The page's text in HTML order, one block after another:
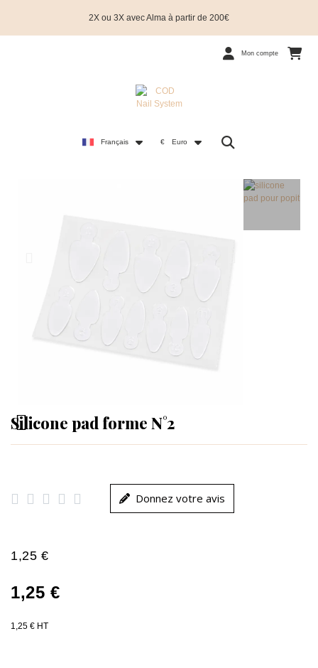
2X ou 3X avec Alma à partir de 200€
Mon compte
Français € Euro
Silicone pad forme N°2
     Donnez votre avis
1,25 €
1,25 €
1,25 € HT